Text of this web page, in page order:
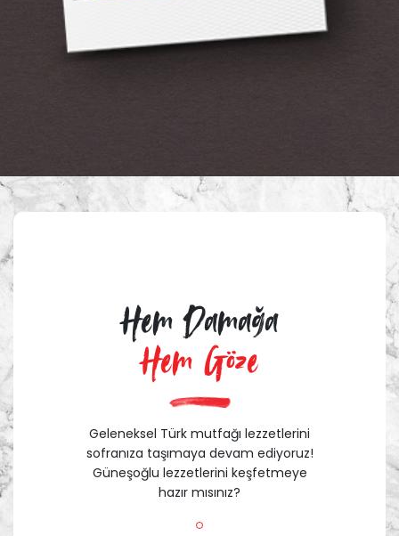
Hem Damağa
Hem Göze
Geleneksel Türk mutfağı lezzetlerini
sofranıza taşımaya devam ediyoruz!
Güneşoğlu lezzetlerini keşfetmeye
hazır mısınız?